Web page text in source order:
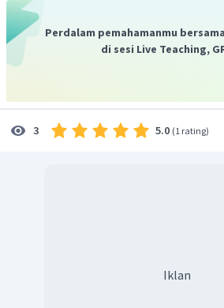
Perdalam pemahamanmu
di sesi Live Teaching,
3 5.0 (1 rating)
Iklan